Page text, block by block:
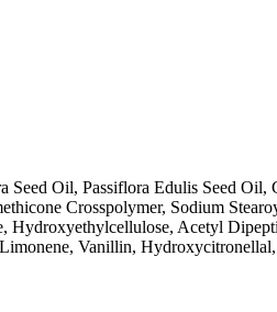
Oil, Passiflora Edulis Seed Oil,
Crosspolymer, Sodium
Acetyl
Vanillin,